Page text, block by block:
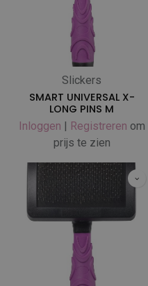
Slickers
SMART UNIVERSAL X-
LONG PINS M
Inloggen | Registreren om
prijs te zien